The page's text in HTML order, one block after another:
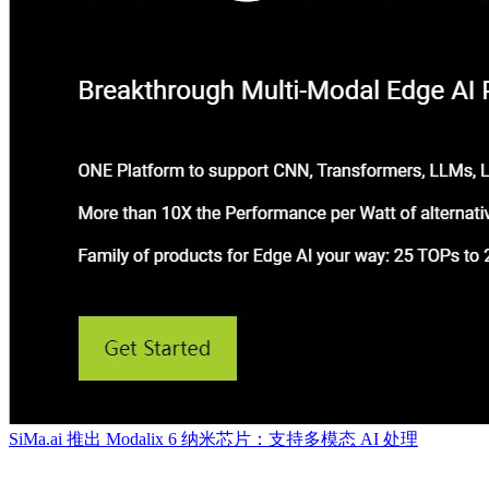
​SiMa.ai 推出 Modalix 6 纳米芯片：支持多模态 AI 处理